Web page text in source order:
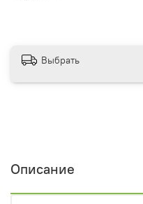
Выбрать
Описание